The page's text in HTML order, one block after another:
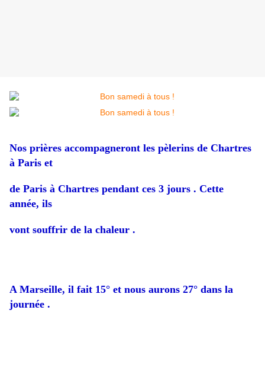
Nos prières accompagneront les pèlerins de Chartres
à Paris et
de Paris à Chartres pendant ces 3 jours . Cette
année, ils
vont souffrir de la chaleur .
A Marseille, il fait 15° et nous aurons 27° dans la
journée .